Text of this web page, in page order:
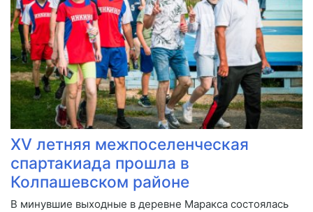
XV летняя межпоселенческая
спартакиада прошла в
Колпашевском районе
​В минувшие выходные в деревне Маракса состоялась